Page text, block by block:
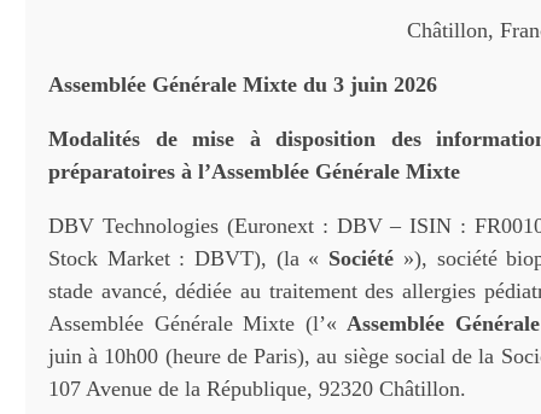
Châtillon,
Assemblée Générale Mixte du 3 juin 2026
Modalités de mise à disposition des
préparatoires à l’Assemblée Générale Mixte
DBV Technologies (Euronext : DBV – ISIN :
Stock Market : DBVT), (la « Société »), société
stade avancé, dédiée au traitement des allergies
Assemblée Générale Mixte (l’«Assemblée Générale
juin à 10h00 (heure de Paris), au siège social de la
107 Avenue de la République, 92320 Châtillon.